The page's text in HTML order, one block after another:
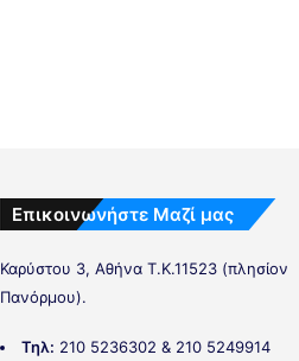
Επικοινωνήστε Μαζί μας
Καρύστου 3, Αθήνα Τ.Κ.11523 (πλησίον
Πανόρμου).
Τηλ: 210 5236302 & 210 5249914